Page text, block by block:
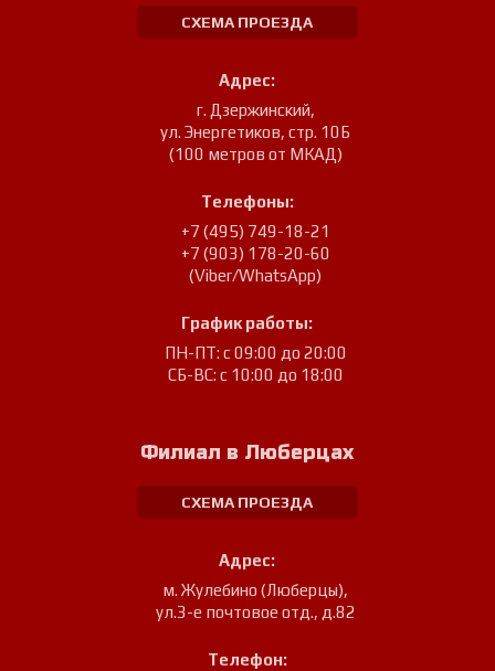
СХЕМА ПРОЕЗДА
Адрес:
г. Дзержинский,
ул. Энергетиков, стр. 10Б
(100 метров от МКАД)
Телефоны:
+7 (495) 749-18-21
+7 (903) 178-20-60
(Viber/WhatsApp)
График работы:
ПН-ПТ: с 09:00 до 20:00
СБ-ВС: с 10:00 до 18:00
Филиал в Люберцах
СХЕМА ПРОЕЗДА
Адрес:
м. Жулебино (Люберцы),
ул.3-е почтовое отд., д.82
Телефон: